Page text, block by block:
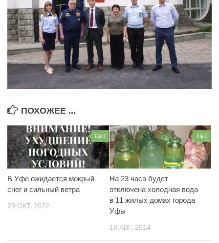
ПОХОЖЕЕ ...
0
В Уфе ожидается мокрый
снег и сильный ветра
29 ОКТ, 2022
0
На 23 часа будет
отключена холодная вода
в 11 жилых домах города
Уфы
18 АВГ, 2014